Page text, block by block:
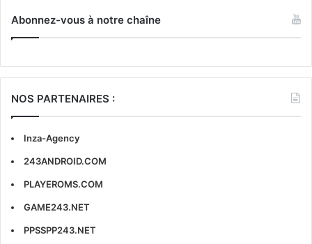
Abonnez-vous à notre chaîne
NOS PARTENAIRES :
Inza-Agency
243ANDROID.COM
PLAYEROMS.COM
GAME243.NET
PPSSPP243.NET